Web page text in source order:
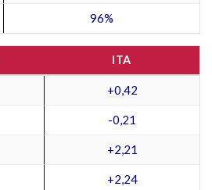
96%
ITA
+0,42
-0,21
+2,21
+2,24